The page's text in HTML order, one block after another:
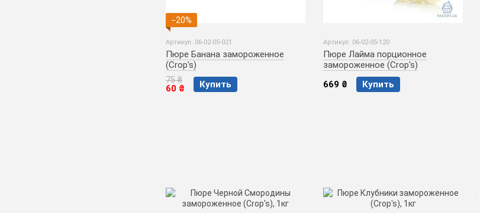
−20%
Артикул: 06-02-05-021
Пюре Банана замороженное
(Crop's)
75 ₴
60 ₴ Купить
Артикул: 06-02-05-120
Пюре Лайма порционное
замороженное (Crop's)
669 ₴
Купить